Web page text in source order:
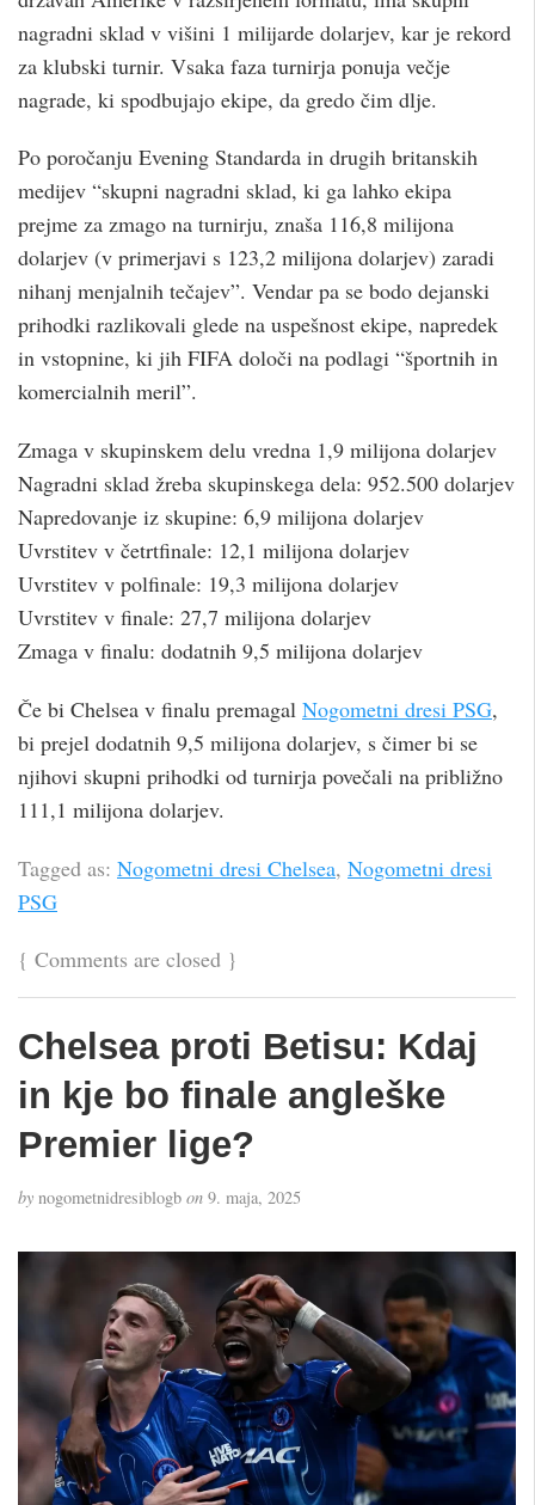
nagradni sklad v višini 1 milijarde dolarjev, kar je rekord
za klubski turnir. Vsaka faza turnirja ponuja večje
nagrade, ki spodbujajo ekipe, da gredo čim dlje.
Po poročanju Evening Standarda in drugih britanskih
medijev “skupni nagradni sklad, ki ga lahko ekipa
prejme za zmago na turnirju, znaša 116,8 milijona
dolarjev (v primerjavi s 123,2 milijona dolarjev) zaradi
nihanj menjalnih tečajev”. Vendar pa se bodo dejanski
prihodki razlikovali glede na uspešnost ekipe, napredek
in vstopnine, ki jih FIFA določi na podlagi “športnih in
komercialnih meril”.
Zmaga v skupinskem delu vredna 1,9 milijona dolarjev
Nagradni sklad žreba skupinskega dela: 952.500 dolarjev
Napredovanje iz skupine: 6,9 milijona dolarjev
Uvrstitev v četrtfinale: 12,1 milijona dolarjev
Uvrstitev v polfinale: 19,3 milijona dolarjev
Uvrstitev v finale: 27,7 milijona dolarjev
Zmaga v finalu: dodatnih 9,5 milijona dolarjev
Če bi Chelsea v finalu premagal Nogometni dresi PSG,
bi prejel dodatnih 9,5 milijona dolarjev, s čimer bi se
njihovi skupni prihodki od turnirja povečali na približno
111,1 milijona dolarjev.
Tagged as: Nogometni dresi Chelsea, Nogometni dresi
PSG
{ Comments are closed }
Chelsea proti Betisu: Kdaj
in kje bo finale angleške
Premier lige?
by nogometnidresiblogb on 9. maja, 2025